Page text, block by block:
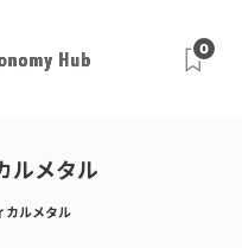
0
ルメタル
カルメタル